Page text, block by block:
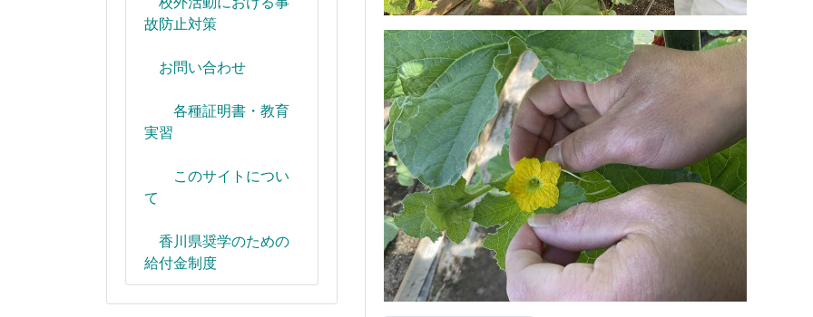
故防止対策
お問い合わせ
各種証明書・教育
実習
このサイトについ
て
香川県奨学のための
給付金制度